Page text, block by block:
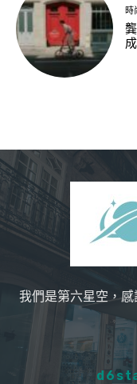
時
我們是第六星空，